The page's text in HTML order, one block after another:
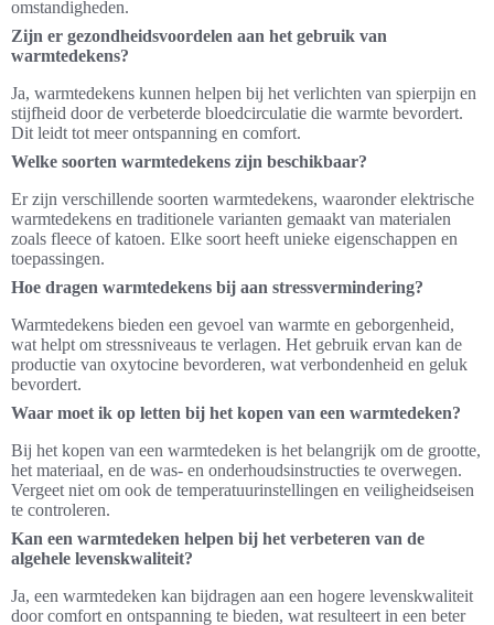
omstandigheden.
Zijn er gezondheidsvoordelen aan het gebruik van
warmtedekens?
Ja, warmtedekens kunnen helpen bij het verlichten van spierpijn en
stijfheid door de verbeterde bloedcirculatie die warmte bevordert.
Dit leidt tot meer ontspanning en comfort.
Welke soorten warmtedekens zijn beschikbaar?
Er zijn verschillende soorten warmtedekens, waaronder elektrische
warmtedekens en traditionele varianten gemaakt van materialen
zoals fleece of katoen. Elke soort heeft unieke eigenschappen en
toepassingen.
Hoe dragen warmtedekens bij aan stressvermindering?
Warmtedekens bieden een gevoel van warmte en geborgenheid,
wat helpt om stressniveaus te verlagen. Het gebruik ervan kan de
productie van oxytocine bevorderen, wat verbondenheid en geluk
bevordert.
Waar moet ik op letten bij het kopen van een warmtedeken?
Bij het kopen van een warmtedeken is het belangrijk om de grootte,
het materiaal, en de was- en onderhoudsinstructies te overwegen.
Vergeet niet om ook de temperatuurinstellingen en veiligheidseisen
te controleren.
Kan een warmtedeken helpen bij het verbeteren van de
algehele levenskwaliteit?
Ja, een warmtedeken kan bijdragen aan een hogere levenskwaliteit
door comfort en ontspanning te bieden, wat resulteert in een beter